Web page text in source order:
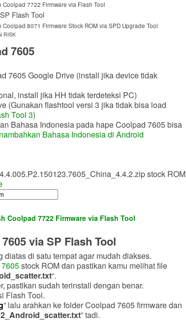
Coolpad 7722 Firmware via Flash Tool
Flash Tool
Coolpad 8071 Firmware Stock ROM via SPD Upgrade Tool
RISK
7605
7605 Google Drive (install jika device tidak
install jika HH tidak terdeteksi PC)
(Gunakan flashtool versi 3 jika tidak bisa load
Tool 3)
Bahasa Indonesia pada hape Coolpad 7605 bisa
Bahasa Indonesia di Android
stock ROM
Coolpad 7722 Firmware via Flash Tool
via SP Flash Tool
diatas di satu tempat agar mudah diakses.
stock ROM dan pastikan kamu melihat file
.txt“.
pastikan sudah terinstall dengan benar.
Flash Tool.
” lalu arahkan ke folder Coolpad 7605 firmware dan
.txt” tadi.